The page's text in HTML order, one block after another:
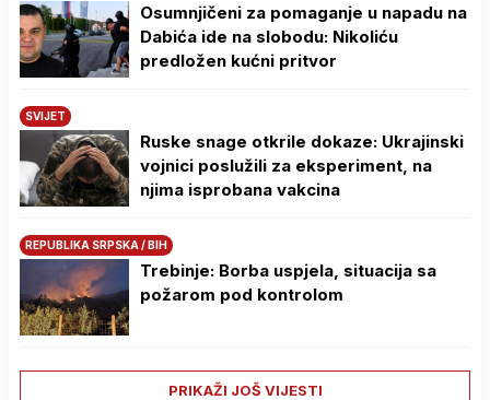
Osumnjičeni za pomaganje u napadu na
Dabića ide na slobodu: Nikoliću
predložen kućni pritvor
SVIJET
Ruske snage otkrile dokaze: Ukrajinski
vojnici poslužili za eksperiment, na
njima isprobana vakcina
REPUBLIKA SRPSKA / BIH
Trebinje: Borba uspjela, situacija sa
požarom pod kontrolom
PRIKAŽI JOŠ VIJESTI